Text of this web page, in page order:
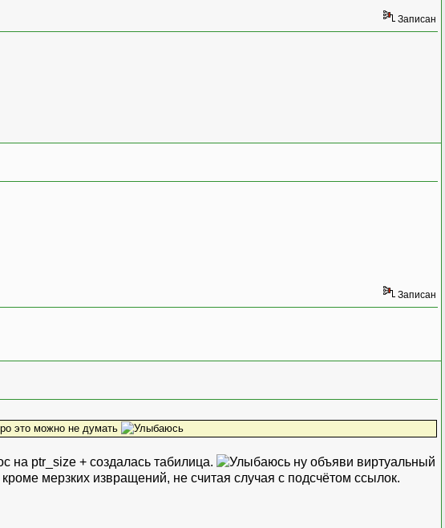
Записан
Записан
это можно не думать
на ptr_size + создалась табилица.
ну объяви виртуальный
мерзких извращений, не считая случая с подсчётом ссылок.